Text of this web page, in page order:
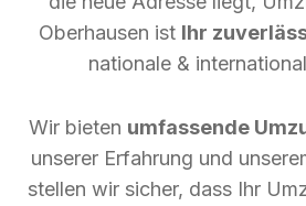
Oberhausen ist Ihr
nationale &
Wir bieten umfassende
unserer Erfahrung und
stellen wir sicher, dass Ihr